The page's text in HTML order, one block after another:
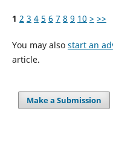
1 2 3 4 5 6 7 8 9 10 > >>
You may also start an
article.
Make a Submission